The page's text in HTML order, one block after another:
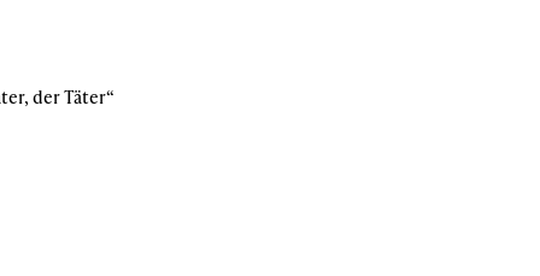
der Täter“